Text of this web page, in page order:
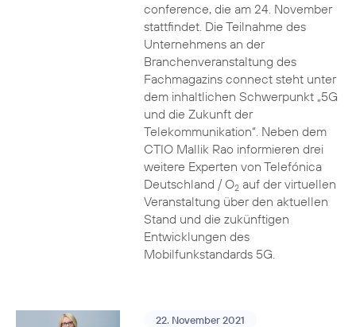
conference, die am 24. November
stattfindet. Die Teilnahme des
Unternehmens an der
Branchenveranstaltung des
Fachmagazins connect steht unter
dem inhaltlichen Schwerpunkt „5G
und die Zukunft der
Telekommunikation“. Neben dem
CTIO Mallik Rao informieren drei
weitere Experten von Telefónica
Deutschland / O2auf der virtuellen
Veranstaltung über den aktuellen
Stand und die zukünftigen
Entwicklungen des
Mobilfunkstandards 5G.
22. November 2021